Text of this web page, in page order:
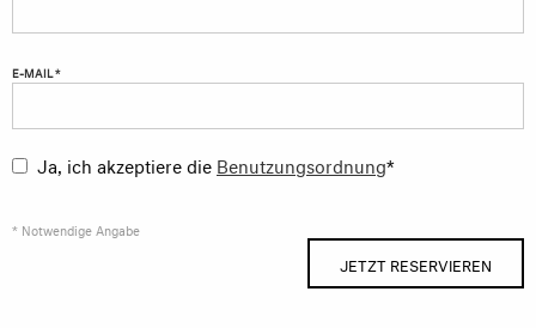
E-MAIL *
Ja, ich akzeptiere die Benutzungsordnung*
* Notwendige Angabe
JETZT RESERVIEREN